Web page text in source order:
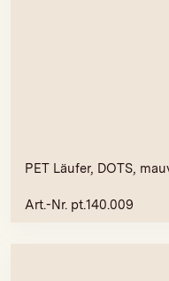
PET Läufer, DOTS,
Art.-Nr. pt.140.009